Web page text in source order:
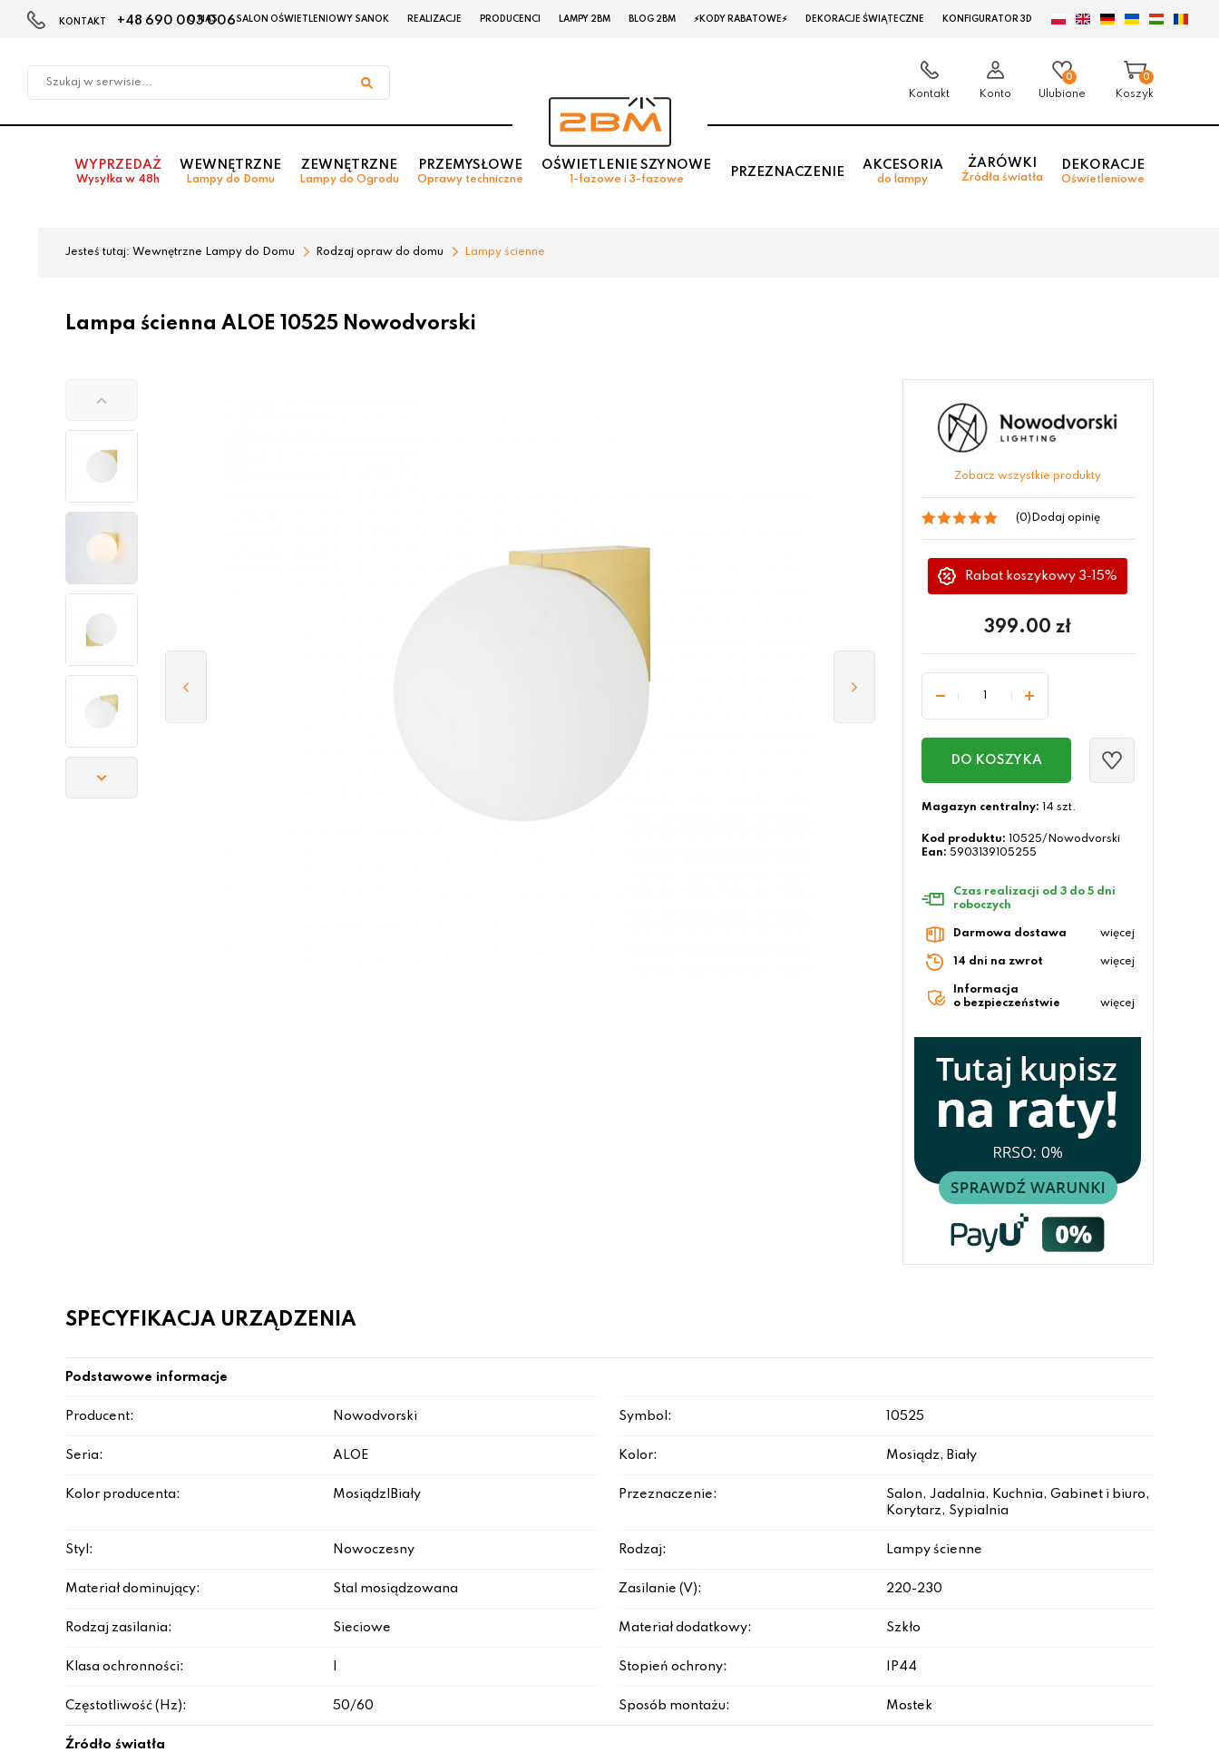
w
KONTAKT +48 690 003 006
O NAS SALON OŚWIETLENIOWY SANOK REALIZACJE PRODUCENCI LAMPY 2BM BLOG 2BM ⚡KODY RABATOWE⚡ DEKORACJE ŚWIĄTECZNE KONFIGURATOR 3D
Kontakt Konto
0
Ulubione
0
Koszyk
WYPRZEDAŻ
Wysyłka w 48h
WEWNĘTRZNE
Lampy do Domu
ZEWNĘTRZNE
Lampy do Ogrodu
PRZEMYSŁOWE
Oprawy techniczne
OŚWIETLENIE SZYNOWE
1-fazowe i 3-fazowe
PRZEZNACZENIE
AKCESORIA
do lampy
ŻARÓWKI
Źródła światła
DEKORACJE
Oświetleniowe
Jesteś tutaj: Wewnętrzne Lampy do Domu Rodzaj opraw do domu Lampy ścienne
Lampa ścienna ALOE 10525 Nowodvorski
Zobacz wszystkie produkty
(0) Dodaj opinię
Rabat koszykowy 3-15%
399.00 zł
DO KOSZYKA
Magazyn centralny: 14 szt.
Kod produktu:
10525/Nowodvorski
Ean: 5903139105255
Czas realizacji od 3 do 5 dni
roboczych
Darmowa dostawa więcej
14 dni na zwrot więcej
Informacja
o bezpieczeństwie
więcej
SPECYFIKACJA URZĄDZENIA
Podstawowe informacje
Producent: Nowodvorski Symbol: 10525
Seria: ALOE Kolor: Mosiądz, Biały
Kolor producenta: Mosiądz|Biały Przeznaczenie:
Salon, Jadalnia, Kuchnia, Gabinet i biuro,
Korytarz, Sypialnia
Styl: Nowoczesny Rodzaj: Lampy ścienne
Materiał dominujący: Stal mosiądzowana Zasilanie (V): 220-230
Rodzaj zasilania: Sieciowe Materiał dodatkowy: Szkło
Klasa ochronności: Stopień ochrony: IP44
Częstotliwość (Hz): 50/60 Sposób montażu: Mostek
Źródło światła